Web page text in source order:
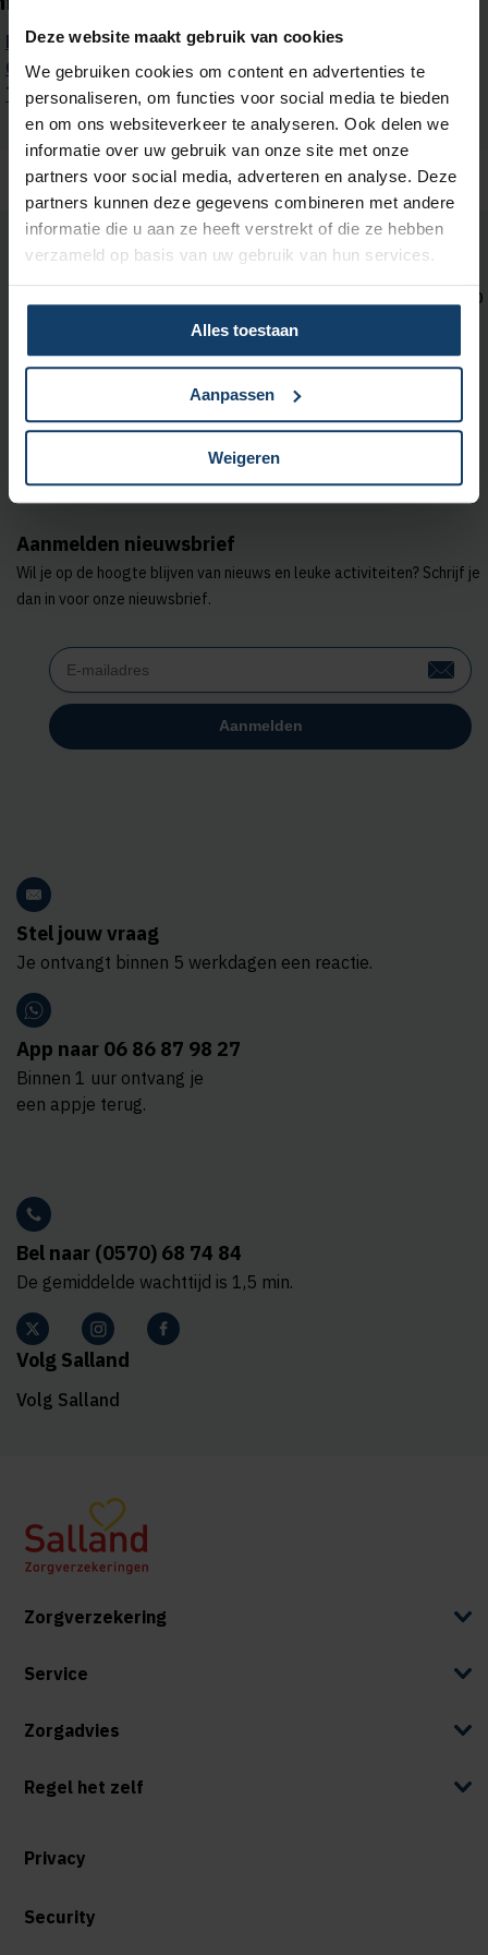
Deze website maakt gebruik van cookies
We gebruiken cookies om content en advertenties te
personaliseren, om functies voor social media te bieden
en om ons websiteverkeer te analyseren. Ook delen we
informatie over uw gebruik van onze site met onze
partners voor social media, adverteren en analyse. Deze
partners kunnen deze gegevens combineren met andere
informatie die u aan ze heeft verstrekt of die ze hebben
verzameld op basis van uw gebruik van hun services.
Alles toestaan
Aanpassen
Weigeren
Polisvoorwaarden 2025
Overzicht vergoedingen 2025
Tarievenlijsten voor 2025
Neem contact met ons op
Wij zijn bereikbaar op maandag t/m vrijdag tussen 08:00 en 18:00
MetKPN Teletolkkun je ons bereikenin gebarentaal, tekst of
Bekijk de contactmogelijkheden voor
Aanmelden nieuwsbrief
Wil je op de hoogte blijven van nieuws en leuke activiteiten? Schrijf je
dan in voor onze nieuwsbrief.
Stel jouw vraag
Je ontvangt binnen 5 werkdagen een reactie.
App naar 06 86 87 98 27
Binnen 1 uur ontvang je
een appje terug.
Bel naar (0570) 68 74 84
De gemiddelde wachttijd is 1,5 min.
Volg Salland
Volg Salland
Zorgverzekering
Service
Zorgadvies
Regel het zelf
Privacy
Security